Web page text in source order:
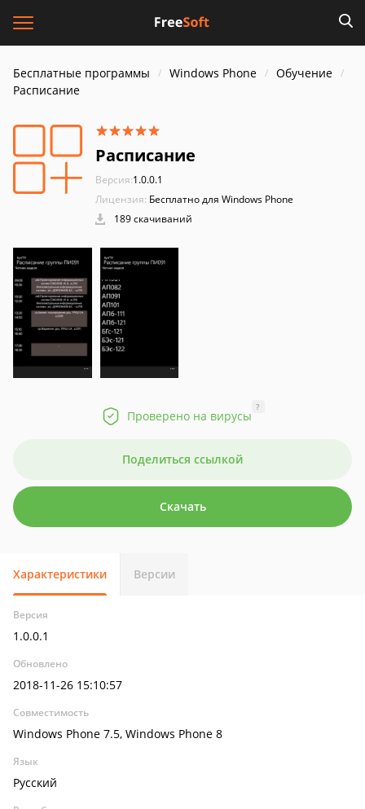
Бесплатные программы Windows Phone
Обучение
Расписание
Расписание
Версия:1.0.0.1
Лицензия: Бесплатно для Windows Phone
189 скачиваний
Проверено на вирусы
?
Поделиться ссылкой
Скачать
Характеристики Версии
Версия
1.0.0.1
Обновлено
2018-11-26 15:10:57
Совместимость
Windows Phone 7.5, Windows Phone 8
Язык
Русский